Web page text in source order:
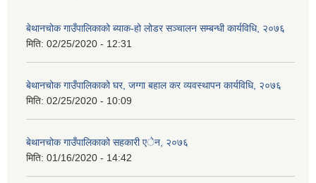
बेथानचोक गाउँपालिकाको ब्याक-हो लोडर सञ्चालन सम्बन्धी कार्यविधि, २०७६
मिति: 02/25/2020 - 12:31
बेथानचोक गाउँपालिकाको घर, जग्गा बहाल कर व्यवस्थापन कार्यविधि, २०७६
मिति: 02/25/2020 - 10:09
बेथानचोक गाउँपालिकाको सहकारी एेन, २०७६
मिति: 01/16/2020 - 14:42